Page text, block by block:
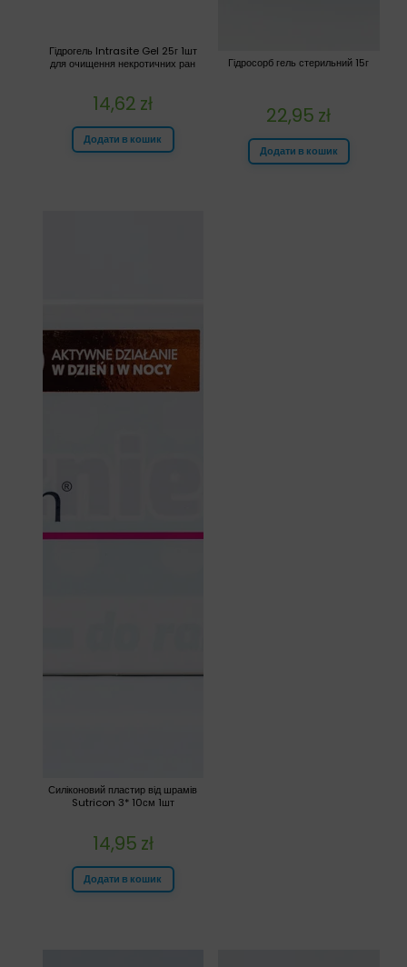
Гідросорб гель стерильний 15г
22,95 zł
Додати в кошик
Гідрогель Intrasite Gel 25г 1шт
для очищення некротичних ран
14,62 zł
Додати в кошик
Силіконовий пластир від шрамів
Sutricon 3* 10см 1шт
14,95 zł
Додати в кошик